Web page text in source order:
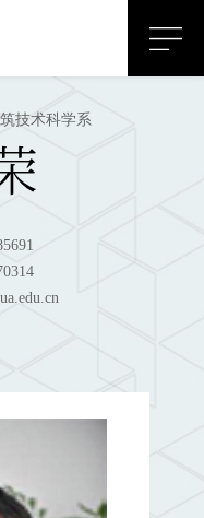
技术科学系